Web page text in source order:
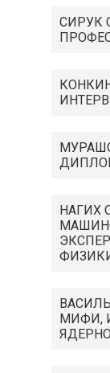
СИРУК
НАГИХ
МИФИ,